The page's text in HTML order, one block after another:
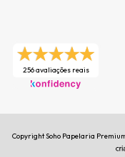
256 avaliações reais
Copyright Soho Papelaria